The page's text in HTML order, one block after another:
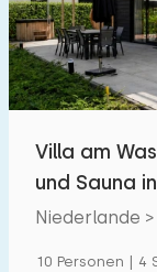
Villa am
und Sauna
Niederlande
10 Personen | 4